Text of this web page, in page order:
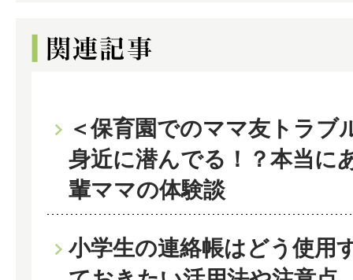
＜保育園でのママ友トラブ
身近に潜んでる！？本当に
輩ママの体験談
小学生の連絡帳はどう使用